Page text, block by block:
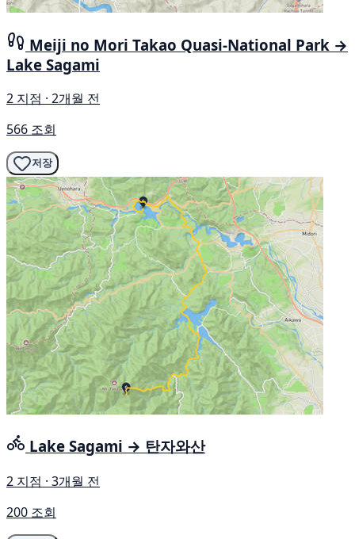
Meiji no Mori Takao Quasi-National Park →
Lake Sagami
2 지점 · 2개월 전
566 조회
저장
Lake Sagami → 탄자와산
2 지점 · 3개월 전
200 조회